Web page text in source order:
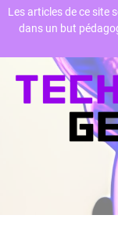
Skip
Les articles de ce site
dans un but